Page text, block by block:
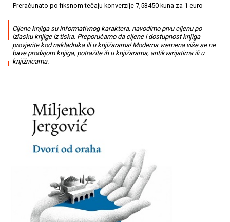
Preračunato po fiksnom tečaju konverzije 7,53450 kuna za 1 euro
Cijene knjiga su informativnog karaktera, navodimo prvu cijenu po
izlasku knjige iz tiska. Preporučamo da cijene i dostupnost knjiga
provjerite kod nakladnika ili u knjižarama! Moderna vremena više se ne
bave prodajom knjiga, potražite ih u knjižarama, antikvarijatima ili u
knjižnicama.